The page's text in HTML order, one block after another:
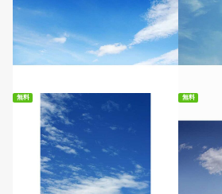
無料ダウンロード
無料 無料